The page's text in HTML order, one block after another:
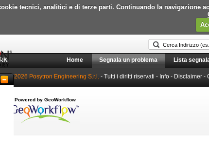
tecnici, analitici e di terze parti. Continuando la navigazione
Home Segnala un problema Lista
2026 Posytron Engineering S.r.l. - Tutti i diritti riservati - Info - Disclaimer -
Powered by GeoWorkflow